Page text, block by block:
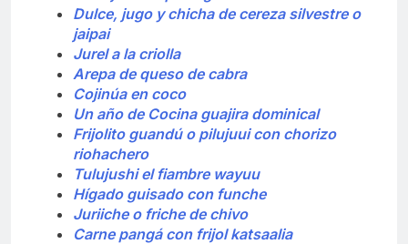
Dulce, jugo y chicha de cereza silvestre o
jaipai
Jurel a la criolla
Arepa de queso de cabra
Cojinúa en coco
Un año de Cocina guajira dominical
Frijolito guandú o pilujuui con chorizo
riohachero
Tulujushi el fiambre wayuu
Hígado guisado con funche
Juriiche o friche de chivo
Carne pangá con frijol katsaalia